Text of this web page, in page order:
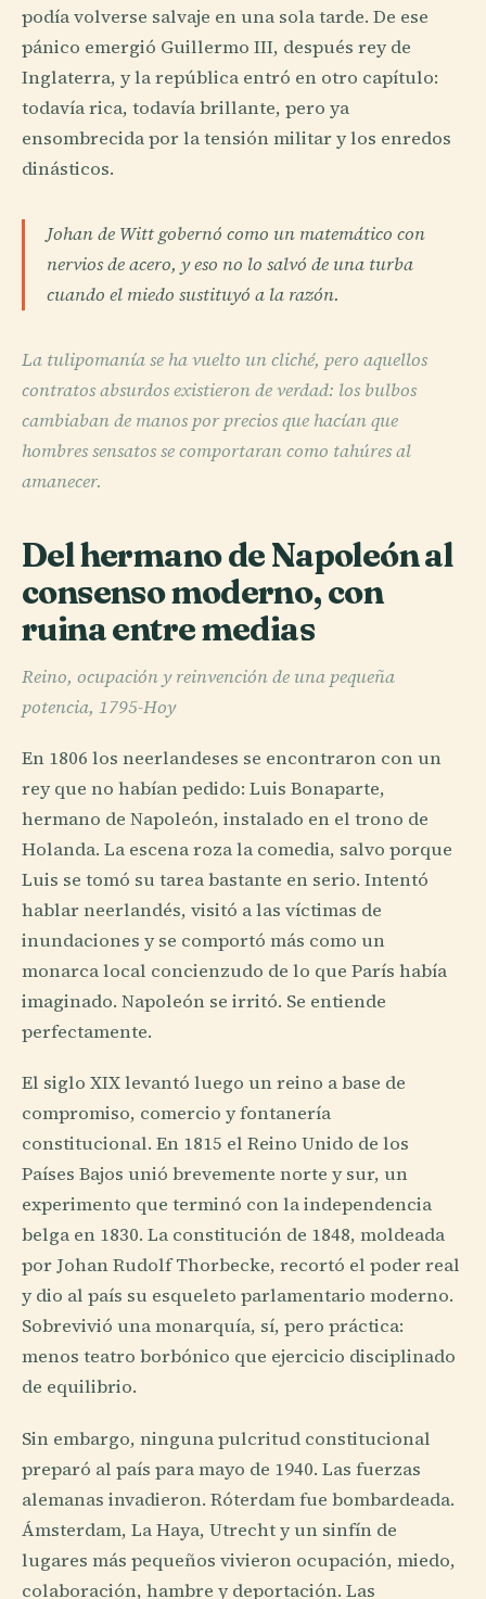
podía volverse salvaje en una sola tarde. De ese
pánico emergió Guillermo III, después rey de
Inglaterra, y la república entró en otro capítulo:
todavía rica, todavía brillante, pero ya
ensombrecida por la tensión militar y los enredos
dinásticos.
Johan de Witt gobernó como un matemático con
nervios de acero, y eso no lo salvó de una turba
cuando el miedo sustituyó a la razón.
La tulipomanía se ha vuelto un cliché, pero aquellos
contratos absurdos existieron de verdad: los bulbos
cambiaban de manos por precios que hacían que
hombres sensatos se comportaran como tahúres al
amanecer.
Del hermano de Napoleón al
consenso moderno, con
ruina entre medias
Reino, ocupación y reinvención de una pequeña
potencia, 1795-Hoy
En 1806 los neerlandeses se encontraron con un
rey que no habían pedido: Luis Bonaparte,
hermano de Napoleón, instalado en el trono de
Holanda. La escena roza la comedia, salvo porque
Luis se tomó su tarea bastante en serio. Intentó
hablar neerlandés, visitó a las víctimas de
inundaciones y se comportó más como un
monarca local concienzudo de lo que París había
imaginado. Napoleón se irritó. Se entiende
perfectamente.
El siglo XIX levantó luego un reino a base de
compromiso, comercio y fontanería
constitucional. En 1815 el Reino Unido de los
Países Bajos unió brevemente norte y sur, un
experimento que terminó con la independencia
belga en 1830. La constitución de 1848, moldeada
por Johan Rudolf Thorbecke, recortó el poder real
y dio al país su esqueleto parlamentario moderno.
Sobrevivió una monarquía, sí, pero práctica:
menos teatro borbónico que ejercicio disciplinado
de equilibrio.
Sin embargo, ninguna pulcritud constitucional
preparó al país para mayo de 1940. Las fuerzas
alemanas invadieron. Róterdam fue bombardeada.
Ámsterdam, La Haya, Utrecht y un sinfín de
lugares más pequeños vivieron ocupación, miedo,
colaboración, hambre y deportación. Las